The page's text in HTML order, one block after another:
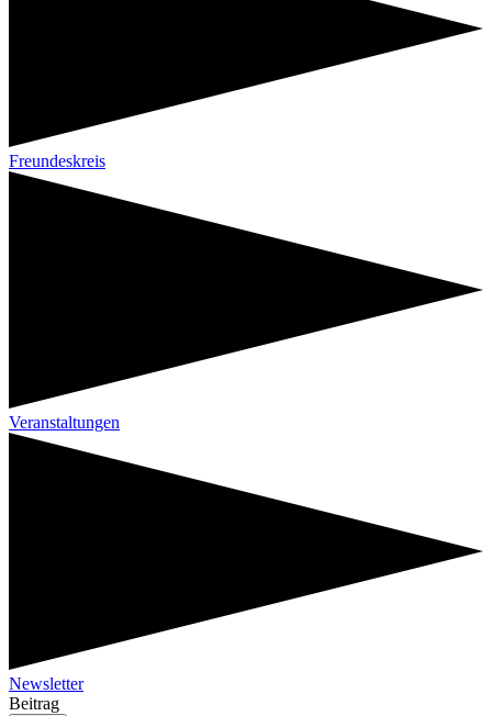
Freundeskreis
Veranstaltungen
Newsletter
Beitrag